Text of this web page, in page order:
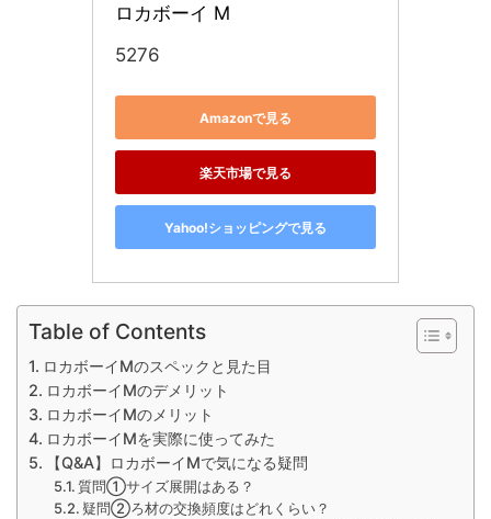
ロカボーイ M
5276
Amazonで見る
楽天市場で見る
Yahoo!ショッピングで見る
Table of Contents
ロカボーイMのスペックと見た目
ロカボーイMのデメリット
ロカボーイMのメリット
ロカボーイMを実際に使ってみた
【Q&A】ロカボーイMで気になる疑問
質問①サイズ展開はある？
疑問②ろ材の交換頻度はどれくらい？